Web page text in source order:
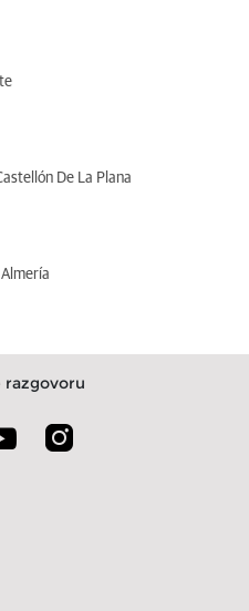
De La Plana
razgovoru